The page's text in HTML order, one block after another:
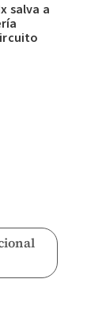
salva a